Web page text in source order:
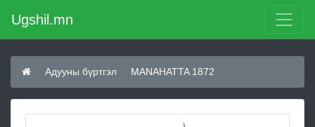
Ugshil.mn
Адууны бүртгэл MANAHATTA 1872